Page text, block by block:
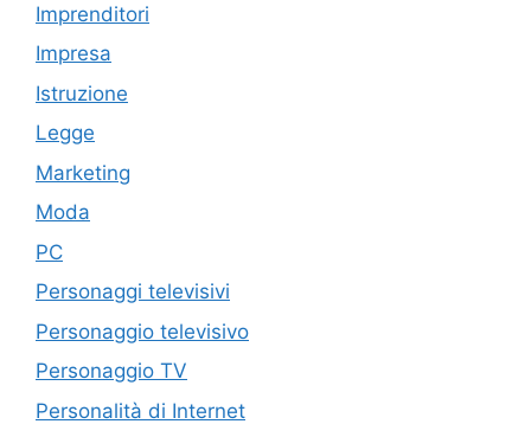
Imprenditori
Impresa
Istruzione
Legge
Marketing
Moda
PC
Personaggi televisivi
Personaggio televisivo
Personaggio TV
Personalità di Internet